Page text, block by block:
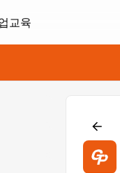
림교육
에서 열림